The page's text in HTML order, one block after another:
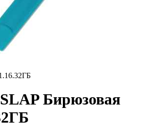
Бирюзовая